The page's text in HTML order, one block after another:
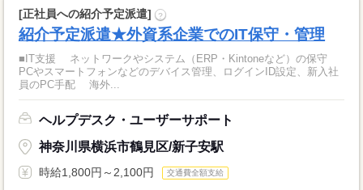
[正社員への紹介予定派遣] ?
紹介予定派遣★外資系企業でのIT保守・管理
■IT支援 ネットワークやシステム（ERP・Kintoneなど）の保守
PCやスマートフォンなどのデバイス管理、ログインID設定、新入社
員のPC手配 海外...
ヘルプデスク・ユーザーサポート
神奈川県横浜市鶴見区/新子安駅
時給1,800円～2,100円 交通費全額支給